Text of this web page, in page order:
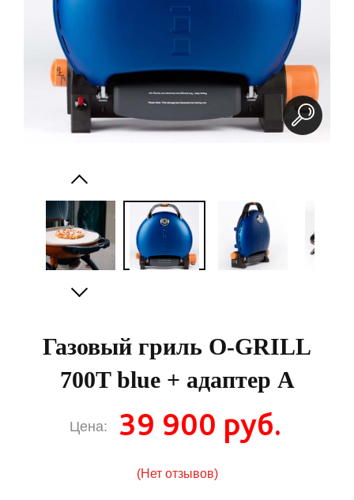
Газовый гриль O-GRILL
700T blue + адаптер А
Цена: 39 900 руб.
(Нет отзывов)